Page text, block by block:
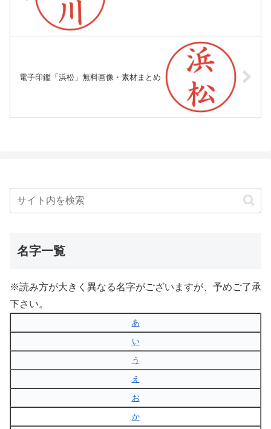
電子印鑑「浜松」無料画像・素材まとめ
名字一覧
※読み方が大きく異なる名字がございますが、予めご了承
下さい。
あ
い
う
え
お
か